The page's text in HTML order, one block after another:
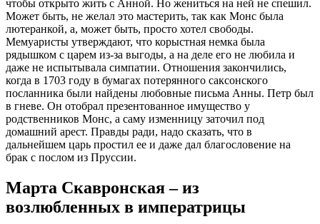
чтобы открыто жить с Анной. Но жениться на ней не спешил.
Может быть, не желал это мастерить, так как Монс была
лютеранкой, а, может быть, просто хотел свободы.
Мемуаристы утверждают, что корыстная немка была
рядышком с царем из-за выгоды, а на деле его не любила и
даже не испытывала симпатии. Отношения закончились,
когда в 1703 году в бумагах потерянного саксонского
посланника были найдены любовные письма Анны. Петр был
в гневе. Он отобрал презентованное имущество у
родственников Монс, а саму изменницу заточил под
домашний арест. Правды ради, надо сказать, что в
дальнейшем царь простил ее и даже дал благословение на
брак с послом из Пруссии.
Марта Скавронская – из
возлюбленных в императрицы